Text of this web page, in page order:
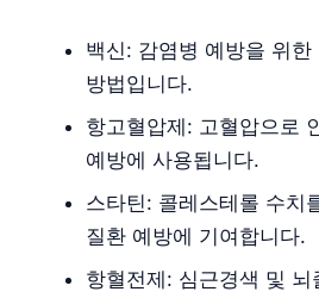
백신: 감염병 예방을 위한
방법입니다.
항고혈압제: 고혈압으로
예방에 사용됩니다.
스타틴: 콜레스테롤 수치
질환 예방에 기여합니다.
항혈전제: 심근경색 및